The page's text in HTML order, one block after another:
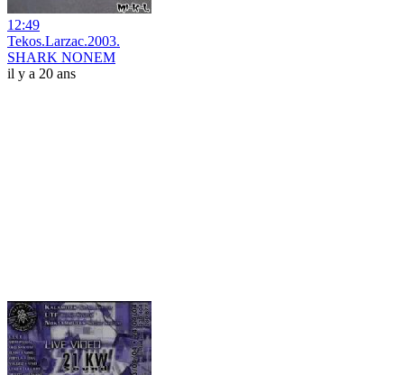
12:49
Tekos.Larzac.2003.
SHARK NONEM
il y a 20 ans